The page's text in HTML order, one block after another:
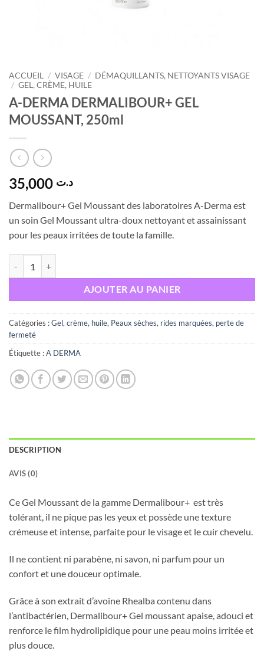
ACCUEIL / VISAGE / DÉMAQUILLANTS, NETTOYANTS VISAGE
/ GEL, CRÈME, HUILE
A-DERMA DERMALIBOUR+ GEL
MOUSSANT, 250ml
د.ت
Dermalibour+ Gel Moussant des laboratoires A-Derma est
un soin Gel Moussant ultra-doux nettoyant et assainissant
pour les peaux irritées de toute la famille.
AJOUTER AU PANIER
Catégories :Gel, crème, huile, Peaux sèches, rides marquées, perte de
fermeté
Étiquette :A DERMA
DESCRIPTION
AVIS (0)
Ce Gel Moussant de la gamme Dermalibour+ est très
tolérant, il ne pique pas les yeux et possède une texture
crémeuse et intense, parfaite pour le visage et le cuir chevelu.
Il ne contient ni parabène, ni savon, ni parfum pour un
confort et une douceur optimale.
Grâce à son extrait d’avoine Rhealba contenu dans
l’antibactérien, Dermalibour+ Gel moussant apaise, adouci et
renforce le film hydrolipidique pour une peau moins irritée et
plus douce.